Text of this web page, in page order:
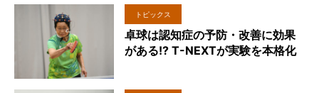
トピックス
卓球は認知症の予防・改善に効果
がある!? T-NEXTが実験を本格化